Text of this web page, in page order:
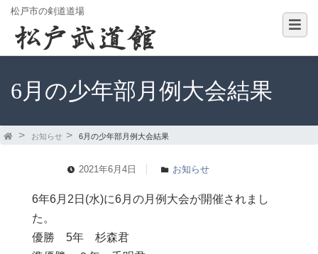
松戸市の剣道道場
6月の少年部月例大会結果
お知らせ 6月の少年部月例大会結果
2021年6月4日 お知らせ
6年6月2日(水)に6月の月例大会が開催されまし
た。
優勝 5年 杉森君